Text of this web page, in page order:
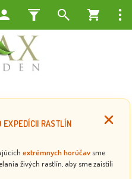
EXPEDÍCII RASTLÍN
extrémnych horúčav sme
živých rastlín, aby sme zaistili